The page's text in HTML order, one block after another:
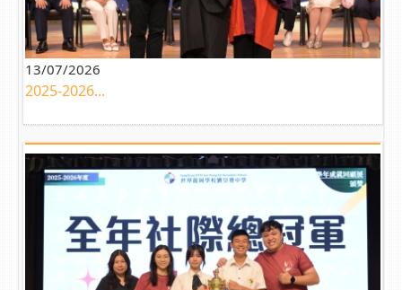
13/07/2026
2025-2026...